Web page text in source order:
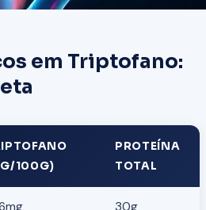
em Triptofano:
100G)
PROTEÍNA
TOTAL
30g